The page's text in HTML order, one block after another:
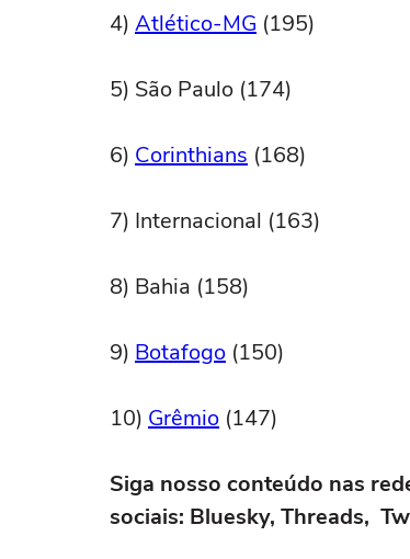
4) Atlético-MG (195)
5) São Paulo (174)
6) Corinthians (168)
7) Internacional (163)
8) Bahia (158)
9) Botafogo (150)
10) Grêmio (147)
Siga nosso conteúdo nas
sociais: Bluesky, Threads,